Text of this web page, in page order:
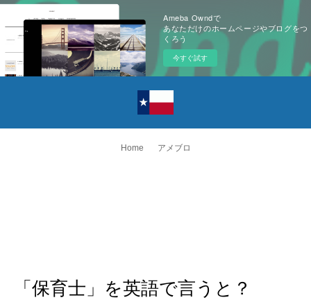
Ameba Owndで
あなただけのホームページやブログをつ
くろう
今すぐ試す
Home アメブロ
「保育士」を英語で言うと？